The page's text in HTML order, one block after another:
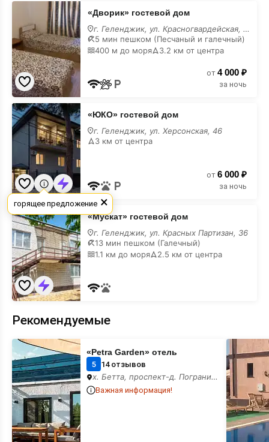
«Дворик»
гостевой
дом
кухней
«Дворик» гостевой дом
г. Геленджик, ул. Красногвардейская, 43
5 мин пешком (Песчаный и галечный)
400 м до моря
3.2 км от центра
от 4 000 ₽
за ночь
«ЮКО»
гостевой
дом
с
кухней
«ЮКО» гостевой дом
г. Геленджик, ул. Херсонская, 46
3 км от центра
от 6 000 ₽
за ночь
«Мускат»
гостевой
дом
с
кухней
«Мускат» гостевой дом
г. Геленджик, ул. Красных Партизан, 36
13 мин пешком (Галечный)
1.1 км до моря
2.5 км от центра
Рекомендуемые
«Petra
Garden»
отель
«Petra Garden» отель
5 14 отзывов
х. Бетта, проспект-д. Пограничный, 11
Важная информация!
«Helen»
частный
сектор
×
горящее предложение